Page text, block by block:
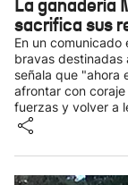
La ganadería
sacrifica sus
En un comunicado
bravas destinadas
señala que "ahora
afrontar con
fuerzas y volver a